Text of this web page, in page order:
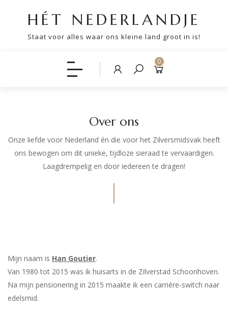
HÉT NEDERLANDJE
Staat voor alles waar ons kleine land groot in is!
0
Over ons
Onze liefde voor Nederland én die voor het Zilversmidsvak heeft
ons bewogen om dit unieke, tijdloze sieraad te vervaardigen.
Laagdrempelig en door iedereen te dragen!
Mijn naam is Han Goutier.
Van 1980 tot 2015 was ik huisarts in de Zilverstad Schoonhoven.
Na mijn pensionering in 2015 maakte ik een carrière-switch naar
edelsmid.